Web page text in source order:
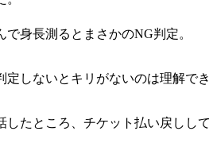
身長測るとまさかのNG判定。
定しないとキリがないのは理解でき
したところ、チケット払い戻しして